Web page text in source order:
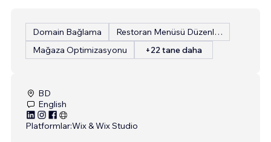
Domain Bağlama
Restoran Menüsü Düzenleme
Mağaza Optimizasyonu
+22 tane daha
BD
English
Platformlar:Wix & Wix Studio